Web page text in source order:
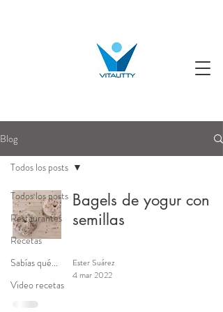
Blog
Todos los posts
Restaurantes
Recetas
Sabías qué...
Video recetas
Todos los posts
Bagels de yogur con
semillas
Ester Suárez
4 mar 2022